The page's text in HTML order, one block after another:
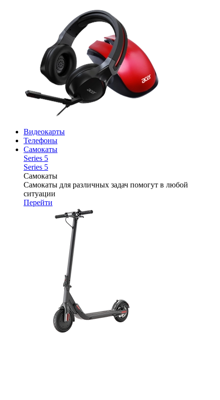
Видеокарты
Телефоны
Самокаты
Series 5
Series 5
Самокаты
Самокаты для различных задач помогут в любой
ситуации
Перейти